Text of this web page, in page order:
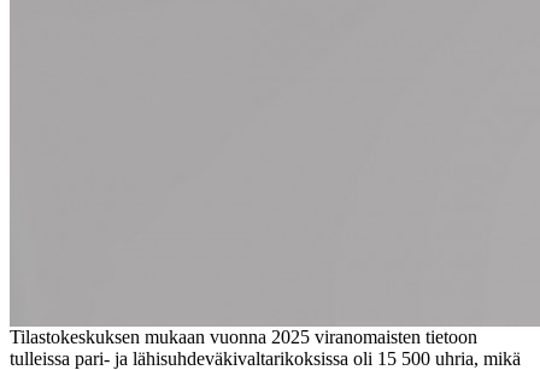
Tilastokeskuksen mukaan vuonna 2025 viranomaisten tietoon
tulleissa pari- ja lähisuhdeväkivaltarikoksissa oli 15 500 uhria, mikä